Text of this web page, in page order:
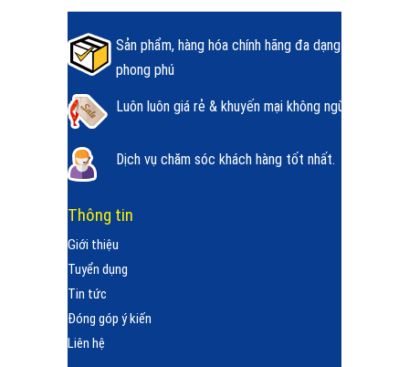
Sản phẩm, hàng hóa chính hãng đa dạng
phong phú
Luôn luôn giá rẻ & khuyến mại không ngừng.
Dịch vụ chăm sóc khách hàng tốt nhất.
Thông tin
Giới thiệu
Tuyển dụng
Tin tức
Đóng góp ý kiến
Liên hệ